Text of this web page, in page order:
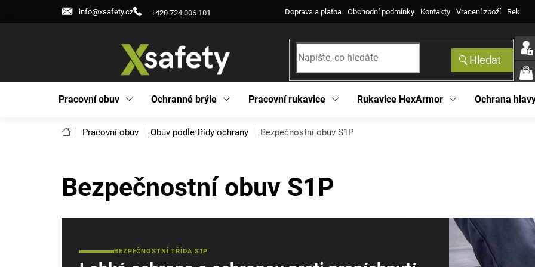
+420 724 006 101
info@xsafety.cz Doprava a platba Obchodní podmínky Kontakty Vracení zboží
Hledat
KOŠÍK
Pracovní obuv Ochranné brýle Pracovní rukavice Rukavice HexArmor Ochrana
DomůPracovní obuv Obuv podle třídy ochrany Bezpečnostní obuv S1P
Bezpečnostní obuv S1P
BEZPEČNOSTNÍ TŘÍDA S1P